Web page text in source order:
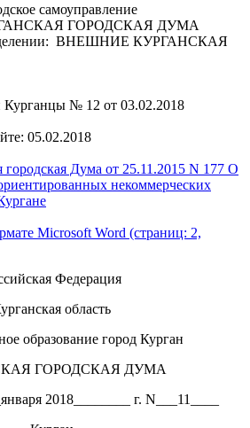
самоуправление
ГОРОДСКАЯ ДУМА
ВНЕШНИЕ КУРГАНСКАЯ
№ 12 от 03.02.2018
05.02.2018
Дума от 25.11.2015 N 177 О
некоммерческих
Microsoft Word (страниц: 2,
Федерация
область
образование город Курган
ГОРОДСКАЯ ДУМА
2018________ г. N___11____